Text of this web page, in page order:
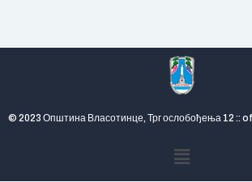
© 2023 Општина Власотинце, Трг ослобођења 12 ::